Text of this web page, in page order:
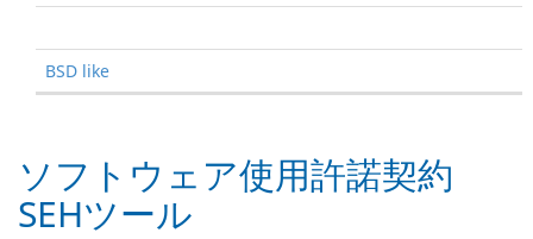
BSD like
ソフトウェア使用許諾契約
SEHツール